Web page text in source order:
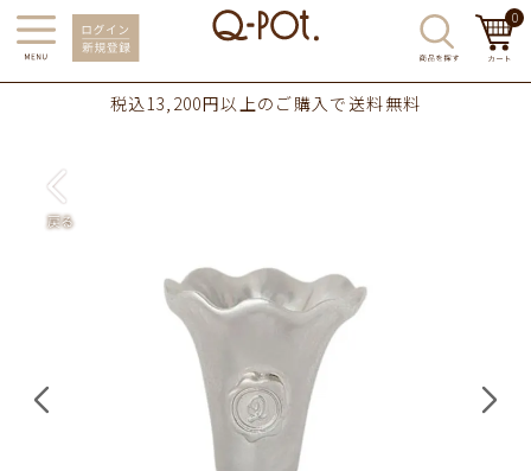
0
税込13,200円以上のご購入で送料無料